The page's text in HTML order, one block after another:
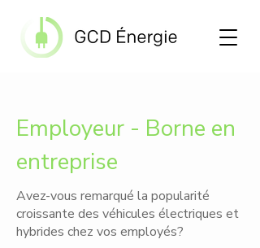
Employeur - Borne en
entreprise
Avez-vous remarqué la popularité
croissante des véhicules électriques et
hybrides chez vos employés?